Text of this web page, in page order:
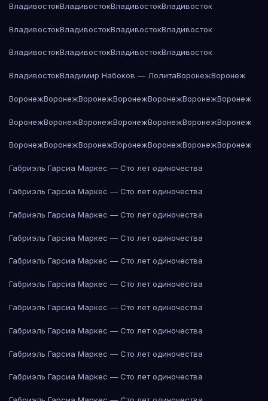
ВладивостокВладивостокВладивостокВладивосток
ВладивостокВладивостокВладивостокВладивосток
ВладивостокВладивостокВладивостокВладивосток
ВладивостокВладимир Набоков — ЛолитаВоронежВоронеж
ВоронежВоронежВоронежВоронежВоронежВоронежВоронеж
ВоронежВоронежВоронежВоронежВоронежВоронежВоронеж
ВоронежВоронежВоронежВоронежВоронежВоронежВоронеж
Габриэль Гарсиа Маркес — Сто лет одиночества
Габриэль Гарсиа Маркес — Сто лет одиночества
Габриэль Гарсиа Маркес — Сто лет одиночества
Габриэль Гарсиа Маркес — Сто лет одиночества
Габриэль Гарсиа Маркес — Сто лет одиночества
Габриэль Гарсиа Маркес — Сто лет одиночества
Габриэль Гарсиа Маркес — Сто лет одиночества
Габриэль Гарсиа Маркес — Сто лет одиночества
Габриэль Гарсиа Маркес — Сто лет одиночества
Габриэль Гарсиа Маркес — Сто лет одиночества